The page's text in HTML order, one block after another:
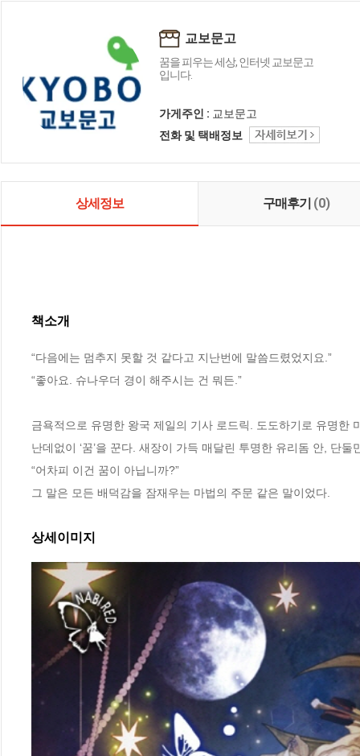
교보문고
꿈을 피우는 세상, 인터넷 교보문고
입니다.
가게주인 : 교보문고
전화 및 택배정보
상세정보 구매후기 (0)
책소개
“다음에는 멈추지 못할 것 같다고 지난번에 말씀드렸었지요.”
“좋아요. 슈나우더 경이 해주시는 건 뭐든.”
금욕적으로 유명한 왕국 제일의 기사 로드릭. 도도하기로 유명한
난데없이 ‘꿈’을 꾼다. 새장이 가득 매달린 투명한 유리돔 안, 단
“어차피 이건 꿈이 아닙니까?”
그 말은 모든 배덕감을 잠재우는 마법의 주문 같은 말이었다.
상세이미지